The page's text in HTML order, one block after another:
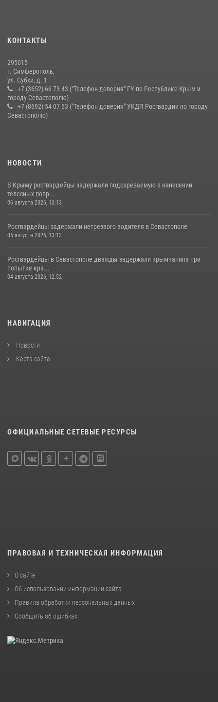
В крымской столице росгвардейцы задержали подозреваемую в
10 июля 2026, 15:10
КОНТАКТЫ
295015
г. Симферополь,
ул. Субхи, д. 1
+7 (3652) 66 73 43 ("Телефон доверия" ГУ по Республике Крым и
городу Севастополю)
+7 (8692) 54 07 63 ("Телефон доверия" УКДП Росгвардии по городу
Севастополю)
НОВОСТИ
В Крыму росгвардейцы задержали подозреваемую в нанесении
телесных повр...
06 августа 2026, 13:13
Росгвардейцы задержали нетрезвого водителя в Севастополе
05 августа 2026, 13:13
Росгвардейцы в Севастополе дважды задержали крымчанина при
попытке кра...
04 августа 2026, 12:52
НАВИГАЦИЯ
Новости
Карта сайта
ОФИЦИАЛЬНЫЕ СЕТЕВЫЕ РЕСУРСЫ
ПРАВОВАЯ И ТЕХНИЧЕСКАЯ ИНФОРМАЦИЯ
О сайте
Об использовании информации сайта
Правила обработки персональных данных
Сообщить об ошибках